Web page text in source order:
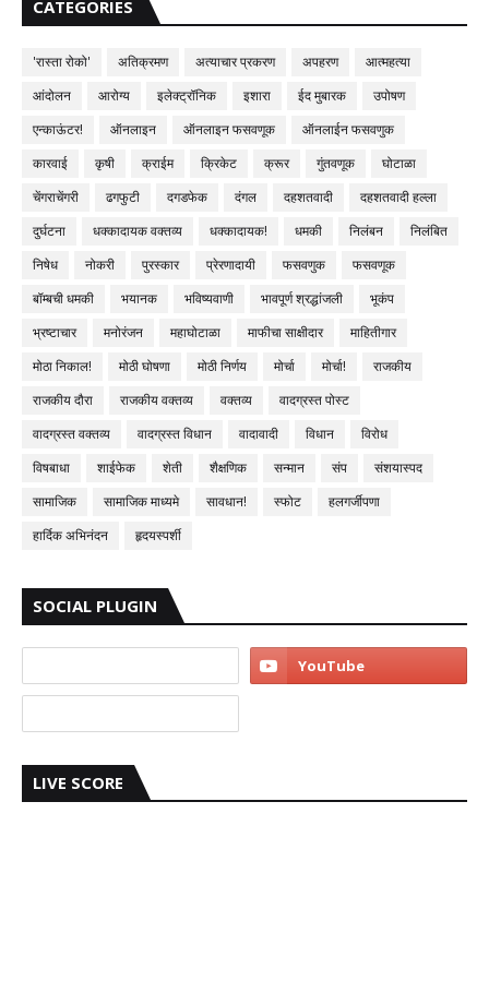
CATEGORIES
'रास्ता रोको' अतिक्रमण अत्याचार प्रकरण अपहरण
आत्महत्या
आंदोलन
आरोग्य इलेक्ट्रॉनिक इशारा ईद मुबारक
उपोषण
एन्काऊंटर!
ऑनलाइन ऑनलाइन फसवणूक
ऑनलाईन फसवणुक
कारवाई
कृषी क्राईम क्रिकेट क्रूर गुंतवणूक
घोटाळा
चेंगराचेंगरी
ढगफुटी दगडफेक दंगल दहशतवादी
दहशतवादी हल्ला
दुर्घटना
धक्कादायक वक्तव्य धक्कादायक! धमकी निलंबन
निलंबित
निषेध
नोकरी पुरस्कार प्रेरणादायी फसवणुक
फसवणूक
बॉम्बची धमकी
भयानक भविष्यवाणी भावपूर्ण श्रद्धांजली
भूकंप
भ्रष्टाचार
मनोरंजन महाघोटाळा माफीचा साक्षीदार
माहितीगार
मोठा निकाल!
मोठी घोषणा मोठी निर्णय मोर्चा मोर्चा!
राजकीय
राजकीय दौरा
राजकीय वक्तव्य वक्तव्य
वादग्रस्त पोस्ट
वादग्रस्त वक्तव्य
वादग्रस्त विधान वादावादी विधान
विरोध
विषबाधा
शाईफेक शेती शैक्षणिक सन्मान संप
संशयास्पद
सामाजिक
सामाजिक माध्यमे सावधान! स्फोट
हलगर्जीपणा
हार्दिक अभिनंदन
हृदयस्पर्शी
SOCIAL PLUGIN
LIVE SCORE